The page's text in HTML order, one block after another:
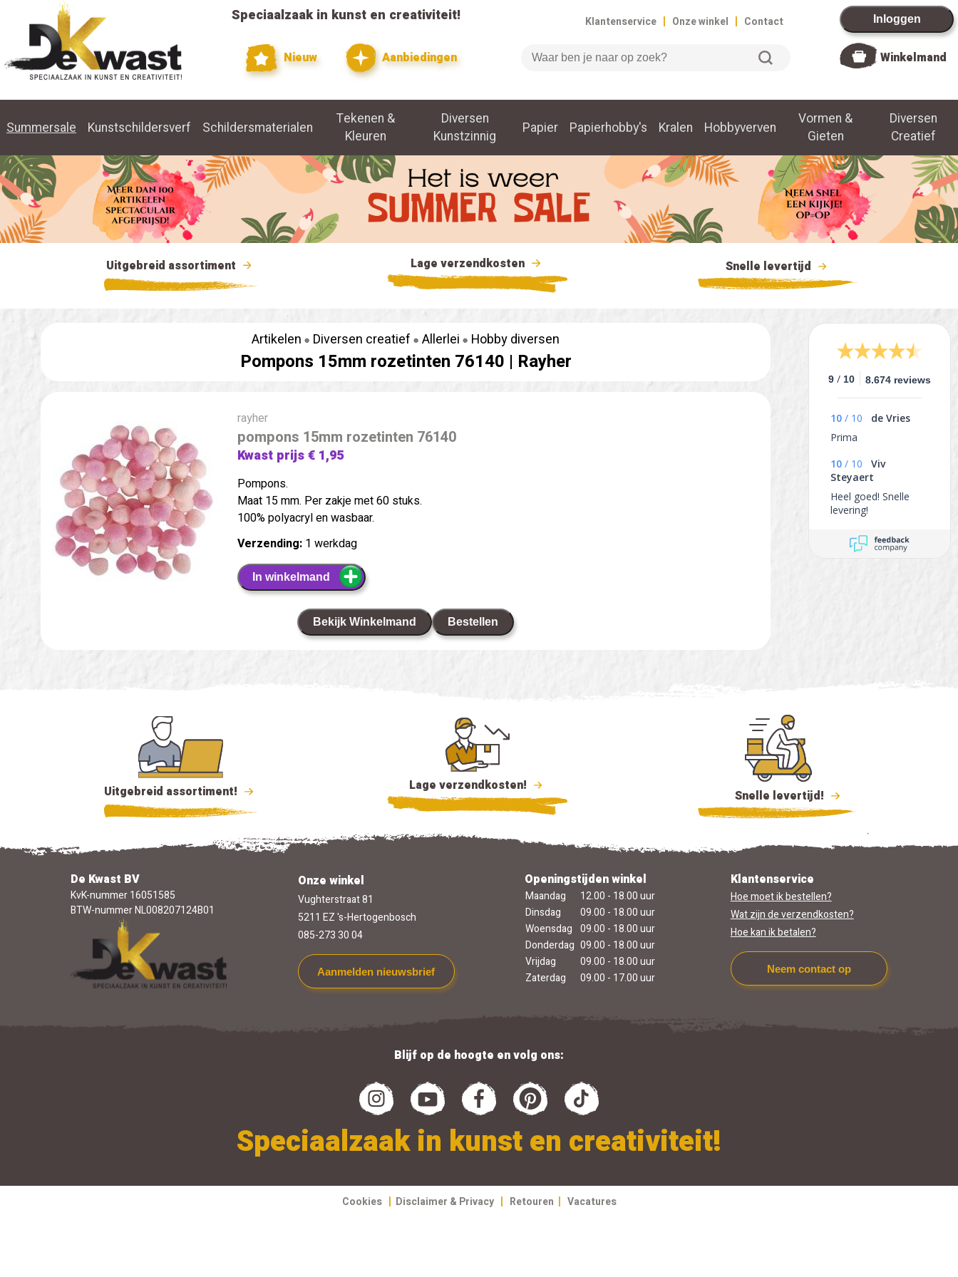
Speciaalzaak in kunst en creativiteit!
Nieuw Aanbiedingen
Klantenservice | Onze winkel | Contact
Zoeken
Inloggen
Winkelmand
Summersale Kunstschildersverf Schildersmaterialen
Tekenen &
Kleuren
Diversen
Kunstzinnig
Papier Papierhobby's Kralen Hobbyverven
Vormen &
Gieten
Diversen
Creatief
Uitgebreid assortiment Lage verzendkosten Snelle levertijd
9 / 10 8.674 reviews
10 / 10
de Vries
Prima
10 / 10
Viv
Steyaert
Heel goed! Snelle
levering!
Artikelen Diversen creatief Allerlei Hobby diversen
Pompons 15mm rozetinten 76140 | Rayher
rayher
pompons 15mm rozetinten 76140
Kwast prijs € 1,95
Pompons.
Maat 15 mm. Per zakje met 60 stuks.
100% polyacryl en wasbaar.
Verzending: 1 werkdag
In winkelmand
Bekijk Winkelmand Bestellen
Uitgebreid assortiment! Lage verzendkosten!
Snelle levertijd!
De Kwast BV
KvK-nummer 16051585
BTW-nummer NL008207124B01
Onze winkel
Vughterstraat 81
5211 EZ 's-Hertogenbosch
085-273 30 04
Aanmelden nieuwsbrief
Openingstijden winkel
Maandag
12.00 - 18.00 uur
Dinsdag
09.00 - 18.00 uur
Woensdag 09.00 - 18.00 uur
Donderdag 09.00 - 18.00 uur
Vrijdag
09.00 - 18.00 uur
Zaterdag
09.00 - 17.00 uur
Klantenservice
Hoe moet ik bestellen?
Wat zijn de verzendkosten?
Hoe kan ik betalen?
Neem contact op
Blijf op de hoogte en volg ons:
Speciaalzaak in kunst en creativiteit!
Cookies | Disclaimer & Privacy | Retouren | Vacatures